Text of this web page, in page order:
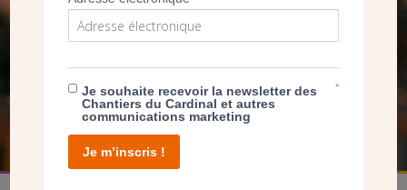
SEUL VOTRE DON
NOUS PERMET D’AGIR
FAIRE UN DON
Je souhaite recevoir la newsletter des
Chantiers du Cardinal et autres
communications marketing
*
Je m’inscris !